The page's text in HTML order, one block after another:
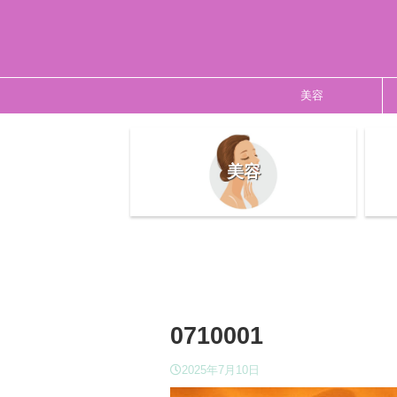
美容
美容
0710001
2025年7月10日